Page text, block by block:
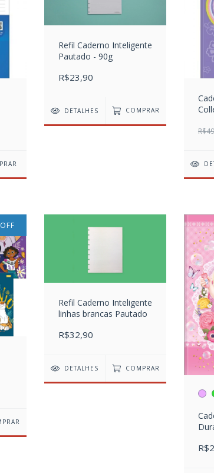
Refil Caderno Inteligente
Pautado - 90g
R$23,90
DETALHES COMPRAR
OFF
Refil Caderno Inteligente
linhas brancas Pautado
R$32,90
DETALHES COMPRAR